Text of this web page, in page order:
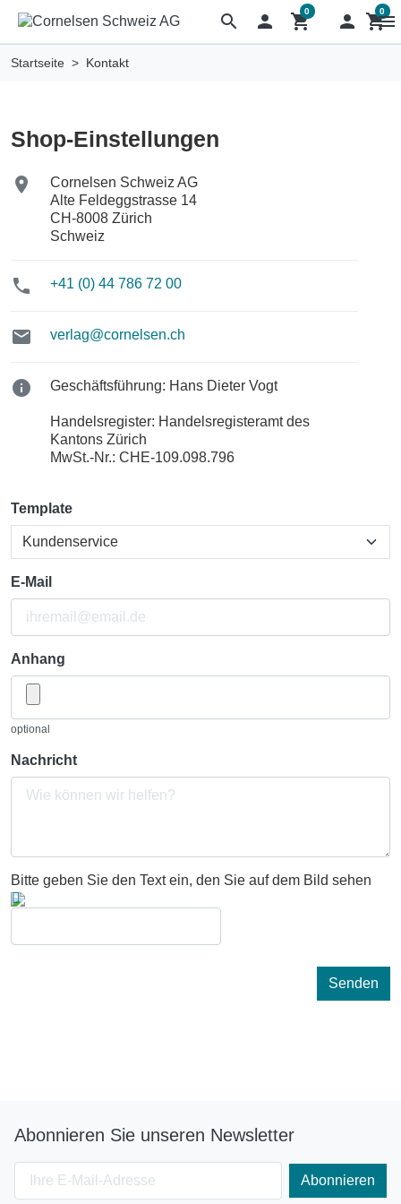
search  shopping_cart
0
 shopping_cart
0 menu
Startseite Kontakt
Shop-Einstellungen

Cornelsen Schweiz AG
Alte Feldeggstrasse 14
CH-8008 Zürich
Schweiz
 +41 (0) 44 786 72 00
 verlag@cornelsen.ch
 Geschäftsführung: Hans Dieter Vogt
Handelsregister: Handelsregisteramt des
Kantons Zürich
MwSt.-Nr.: CHE-109.098.796
Kontakt
Template
E-Mail
Anhang
optional
Nachricht
Bitte geben Sie den Text ein, den Sie auf dem Bild sehen
Abonnieren Sie unseren Newsletter